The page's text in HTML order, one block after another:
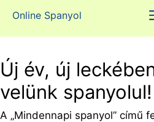
tartalomba
Online Spanyol
Új év, új
velünk spanyolul!
A „Mindennapi spanyol” című